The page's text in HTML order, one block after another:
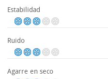
Estabilidad
Ruido
Agarre en seco